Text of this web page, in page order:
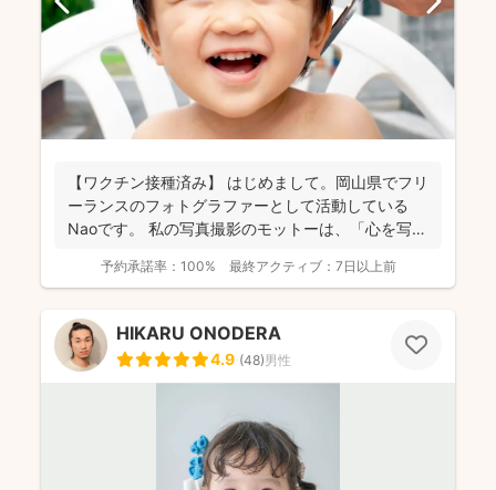
【ワクチン接種済み】 はじめまして。岡山県でフリ
ーランスのフォトグラファーとして活動している
Naoです。 私の写真撮影のモットーは、「心を写
予約承諾率： 100% 最終アクティブ： 7日以上前
HIKARU ONODERA
4.9 (48)男性